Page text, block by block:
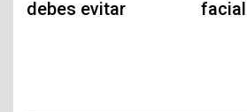
debes evitar